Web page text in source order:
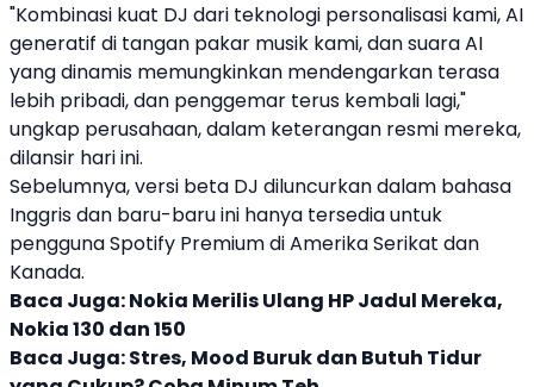
"Kombinasi kuat DJ dari teknologi personalisasi kami, AI
generatif di tangan pakar musik kami, dan suara AI
yang dinamis memungkinkan mendengarkan terasa
lebih pribadi, dan penggemar terus kembali lagi,"
ungkap perusahaan, dalam keterangan resmi mereka,
dilansir hari ini.
Sebelumnya, versi beta DJ diluncurkan dalam bahasa
Inggris dan baru-baru ini hanya tersedia untuk
penggunaSpotify Premium di Amerika Serikat dan
Kanada.
Baca Juga:Nokia Merilis Ulang HP Jadul Mereka,
Nokia 130 dan 150
Baca Juga:Stres, Mood Buruk dan Butuh Tidur